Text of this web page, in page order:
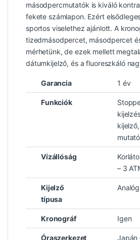
másodpercmutatók is kiváló
fekete számlapon. Ezért
sportos viselethez ajánlott. A
tizedmásodpercet, másodpercet
mérhetünk, de ezek mellett
dátumkijelző, és a fluoreszkáló
Garancia 1 év
Funkciók
mutató
Vízállóság
– 3
Kijelző
típusa
Analóg
Kronográf Igen
Óraszerkezet Japán